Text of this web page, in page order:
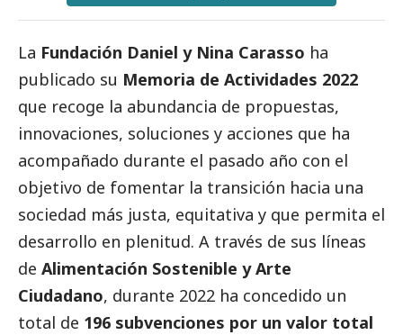
La Fundación Daniel y Nina Carasso ha
publicado su Memoria de Actividades 2022
que recoge la abundancia de propuestas,
innovaciones, soluciones y acciones que ha
acompañado durante el pasado año con el
objetivo de fomentar la transición hacia una
sociedad más justa, equitativa y que permita el
desarrollo en plenitud. A través de sus líneas
de Alimentación Sostenible y Arte
Ciudadano, durante 2022 ha concedido un
total de 196 subvenciones por un valor total